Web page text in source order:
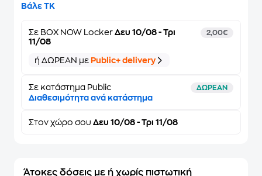
Βάλε ΤΚ
Σε BOX NOW Locker Δευ 10/08 - Τρι
11/08
2,00€
ή ΔΩΡΕΑΝ με Public+ delivery
Σε κατάστημα Public ΔΩΡΕΑΝ
Διαθεσιμότητα ανά κατάστημα
Στον χώρο σου Δευ 10/08 - Τρι 11/08
Άτοκες δόσεις με ή χωρίς πιστωτική